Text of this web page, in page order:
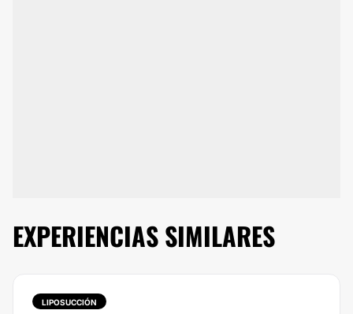
EXPERIENCIAS SIMILARES
LIPOSUCCIÓN